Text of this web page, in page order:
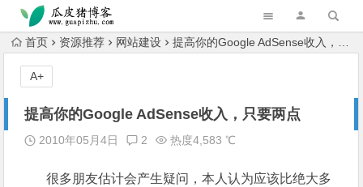
跳转到主内容
首页 资源推荐 网站建设 提高你的Google AdSense收入，只要两点
提高你的Google AdSense收入，只要两点
2010年05月4日 2 热度4,583 ℃
很多朋友估计会产生疑问，本人认为应该比绝大多
A+